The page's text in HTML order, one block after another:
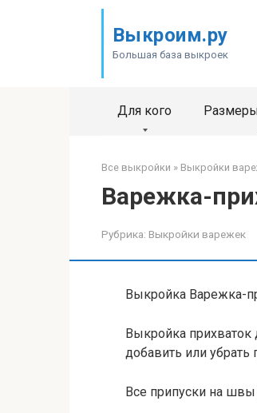
Выкроим.ру
Большая база выкроек
Для кого
Все выкройки » Выкройки
Варежка-
Рубрика: Выкройки варежек
Выкройка Варежка-
Выкройка прихваток
добавить или убрать
Все припуски на